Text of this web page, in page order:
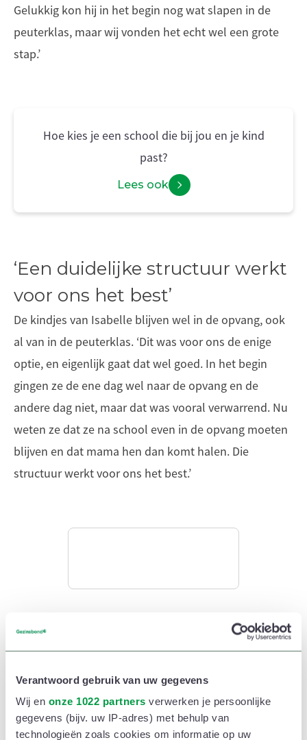
Verantwoord gebruik van uw gegevens
Wij en onze 1022 partners verwerken je persoonlijke
gegevens (bijv. uw IP-adres) met behulp van
technologieën zoals cookies om informatie op uw
Gelukkig kon hij in het begin nog wat slapen in de
peuterklas, maar wij vonden het echt wel een grote
stap.’
Hoe kies je een school die bij jou en je kind
past?
Lees ook
‘Een duidelijke structuur werkt
voor ons het best’
De kindjes van Isabelle blijven wel in de opvang, ook
al van in de peuterklas. ‘Dit was voor ons de enige
optie, en eigenlijk gaat dat wel goed. In het begin
gingen ze de ene dag wel naar de opvang en de
andere dag niet, maar dat was vooral verwarrend. Nu
weten ze dat ze na school even in de opvang moeten
blijven en dat mama hen dan komt halen. Die
structuur werkt voor ons het best.’
Tien minuten voor papa
tijdens de avondspits
En dan zijn er nog die vermoeide kindjes thuis. Op
school is er veel en gaat alles zo snel. Al die prikkels